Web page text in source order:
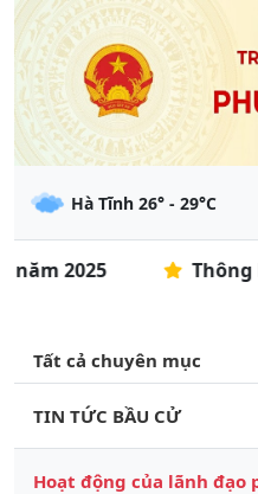
Hà Tĩnh 26° - 29°C
2025 Thông
Tất cả chuyên mục
TIN TỨC BẦU CỬ
Hoạt động của lãnh đạo